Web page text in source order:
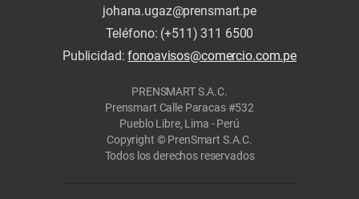
johana.ugaz@prensmart.pe
Teléfono: (+511) 311 6500
Publicidad:fonoavisos@comercio.com.pe
PRENSMART S.A.C.
Prensmart Calle Paracas #532
Pueblo Libre, Lima - Perú
Copyright © PrenSmart S.A.C.
Todos los derechos reservados